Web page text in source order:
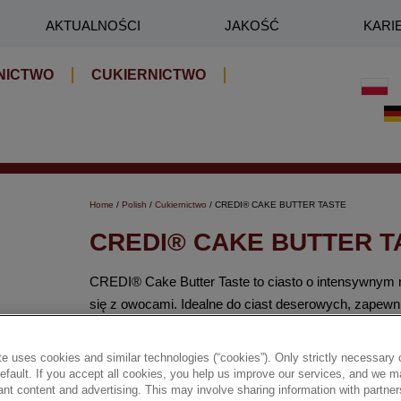
AKTUALNOŚCI JAKOŚĆ
CUKIERNICTWO
Home / Polish / Cukiernictwo / CREDI® CAKE BUTTER TASTE
CREDI® CAKE BUTTER
CREDI® Cake Butter Taste to ciasto o
się z owocami. Idealne do ciast deserowych,
✔ Intensywny maślany smak
✔ Wszechstronność
uses cookies and similar technologies (“cookies”). Only strictly necessary
If you accept all cookies, you help us improve our services, and we
content and advertising. This may involve sharing information with